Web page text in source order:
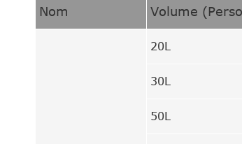
Nom Volume
20L
30L
50L